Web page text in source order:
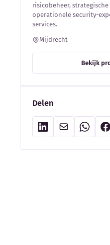
risicobeheer,
operationele security-
services.
Mijdrecht
Bekijk
Delen